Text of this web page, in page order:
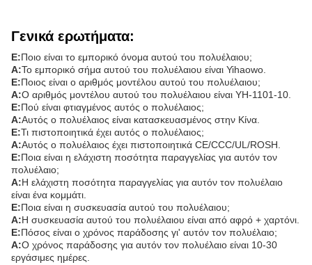
Γενικά ερωτήματα:
Ε:Ποιο είναι το εμπορικό όνομα αυτού του πολυέλαιου;
Α:Το εμπορικό σήμα αυτού του πολυέλαιου είναι Yihaowo.
Ε:Ποιος είναι ο αριθμός μοντέλου αυτού του πολυέλαιου;
Α:Ο αριθμός μοντέλου αυτού του πολυέλαιου είναι YH-1101-10.
Ε:Πού είναι φτιαγμένος αυτός ο πολυέλαιος;
Α:Αυτός ο πολυέλαιος είναι κατασκευασμένος στην Κίνα.
Ε:Τι πιστοποιητικά έχει αυτός ο πολυέλαιος;
Α:Αυτός ο πολυέλαιος έχει πιστοποιητικά CE/CCC/UL/ROSH.
Ε:Ποια είναι η ελάχιστη ποσότητα παραγγελίας για αυτόν τον
πολυέλαιο;
Α:Η ελάχιστη ποσότητα παραγγελίας για αυτόν τον πολυέλαιο
είναι ένα κομμάτι.
Ε:Ποια είναι η συσκευασία αυτού του πολυέλαιου;
Α:Η συσκευασία αυτού του πολυέλαιου είναι από αφρό + χαρτόνι.
Ε:Πόσος είναι ο χρόνος παράδοσης γι' αυτόν τον πολυέλαιο;
Α:Ο χρόνος παράδοσης για αυτόν τον πολυέλαιο είναι 10-30
εργάσιμες ημέρες.